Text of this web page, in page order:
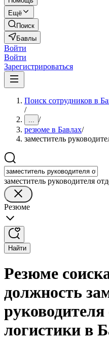
Ещё
Поиск
Бавлы
Войти
Войти
Зарегистрироваться
Поиск сотрудников в
/
... /
резюме в Бавлах/
заместитель
заместитель руководителя
Резюме
Найти
Резюме
должность
руководителя
логистики в